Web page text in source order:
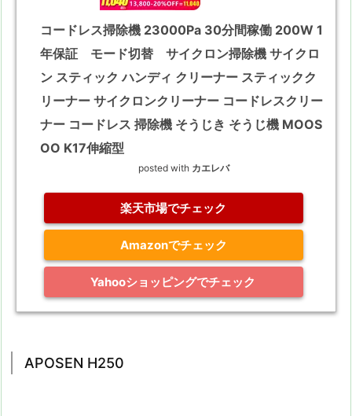
コードレス掃除機 23000Pa 30分間稼働 200W 1
年保証 モード切替 サイクロン掃除機 サイクロ
ン スティック ハンディ クリーナー スティックク
リーナー サイクロンクリーナー コードレスクリー
ナー コードレス 掃除機 そうじき そうじ機 MOOS
OO K17伸縮型
posted with カエレバ
楽天市場でチェック
Amazonでチェック
Yahooショッピングでチェック
APOSEN H250